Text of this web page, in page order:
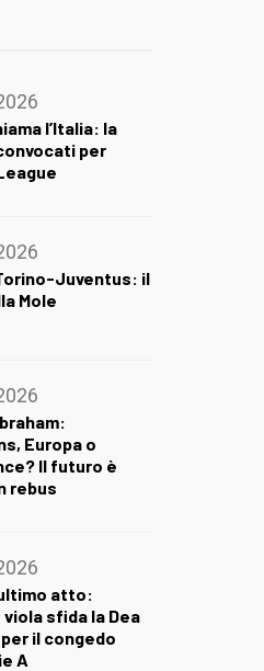
l’Italia: la
per
Juventus: il
Mole
Europa o
Il futuro è
rebus
atto:
viola sfida la Dea
per il congedo
A